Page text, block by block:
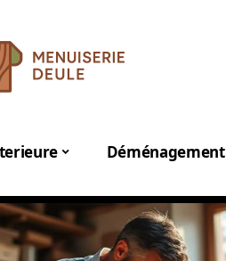
Déménagement